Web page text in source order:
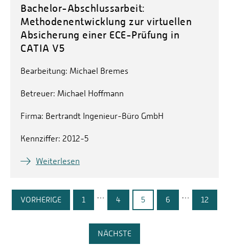
Bachelor-Abschlussarbeit:
Methodenentwicklung zur virtuellen
Absicherung einer ECE-Prüfung in
CATIA V5
Bearbeitung: Michael Bremes
Betreuer: Michael Hoffmann
Firma: Bertrandt Ingenieur-Büro GmbH
Kennziffer: 2012-5
Weiterlesen
VORHERIGE 1 … 4 5 6 … 12
NÄCHSTE